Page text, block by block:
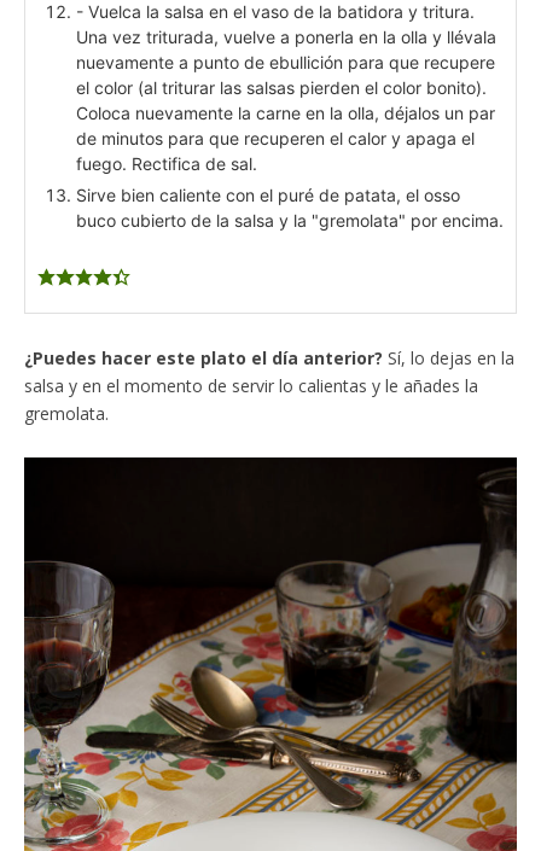
- Vuelca la salsa en el vaso de la batidora y tritura.
Una vez triturada, vuelve a ponerla en la olla y llévala
nuevamente a punto de ebullición para que recupere
el color (al triturar las salsas pierden el color bonito).
Coloca nuevamente la carne en la olla, déjalos un par
de minutos para que recuperen el calor y apaga el
fuego. Rectifica de sal.
Sirve bien caliente con el puré de patata, el osso
buco cubierto de la salsa y la "gremolata" por encima.
¿Puedes hacer este plato el día anterior? Sí, lo dejas en la
salsa y en el momento de servir lo calientas y le añades la
gremolata.